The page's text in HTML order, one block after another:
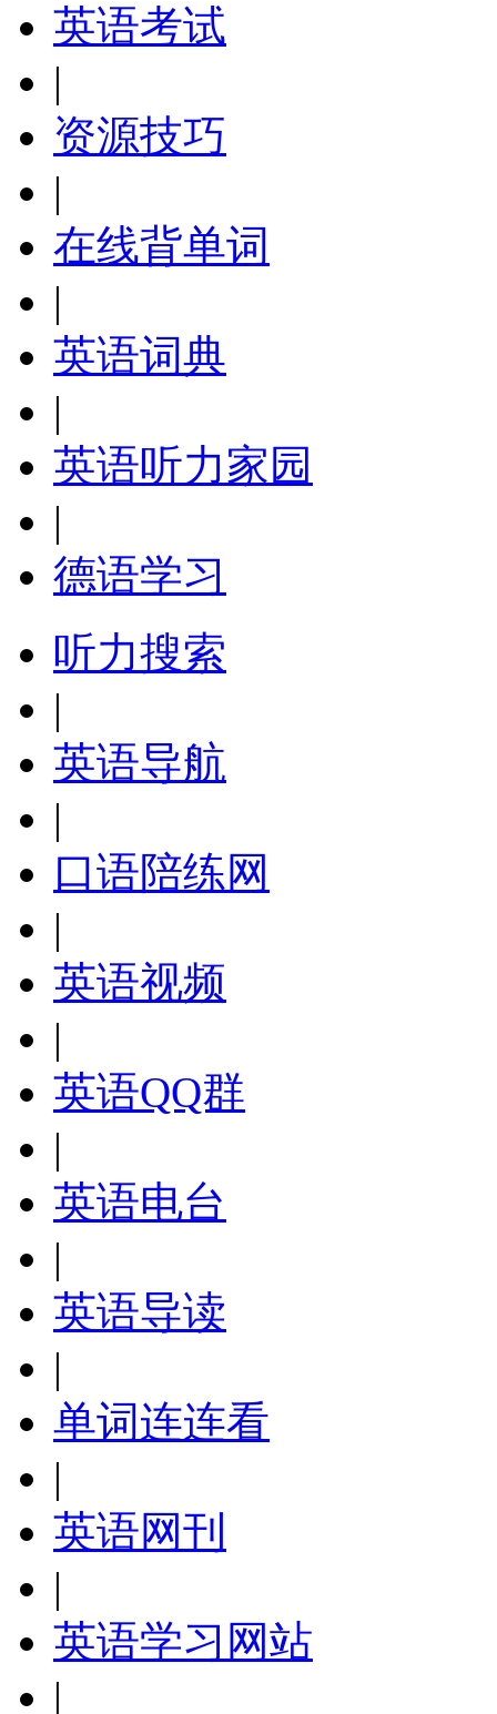
英语考试
|
资源技巧
|
在线背单词
|
英语词典
|
英语听力家园
|
德语学习
听力搜索
|
英语导航
|
口语陪练网
|
英语视频
|
英语QQ群
|
英语电台
|
英语导读
|
单词连连看
|
英语网刊
|
英语学习网站
|